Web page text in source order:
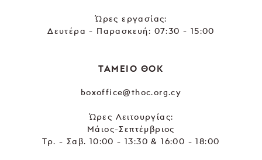
Ώρες εργασίας:
Δευτέρα - Παρασκευή: 07:30 - 15:00
ΤΑΜΕΙΟ ΘΟΚ
boxoffice@thoc.org.cy
Ώρες Λειτουργίας:
Μάιος-Σεπτέμβριος
Τρ. - Σαβ. 10:00 - 13:30 & 16:00 - 18:00